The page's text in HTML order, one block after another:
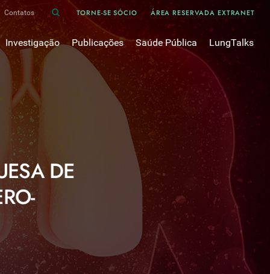
Contatos TORNE-SE SÓCIO ÁREA RESERVADA EXTRANET
Pneumologia
de Trabalho
Investigação
Bases de dados
Prémios e Bolsas
Projectos de Investigação
Publicações
Divulgação
Oxigénio
Revistas Científicas
Pulmonology
Pesquisa Bibliográfica
Revistas Médicas
Revisões, Recomendações e Tomadas de Posição
50 anos Sociedade Portuguesa de Pneumologia
Saúde Pública
Cuidados Respiratórios Domiciliários
Dispositivos Inalatórios
DPOC
Tuberculose
LungTalks
DE